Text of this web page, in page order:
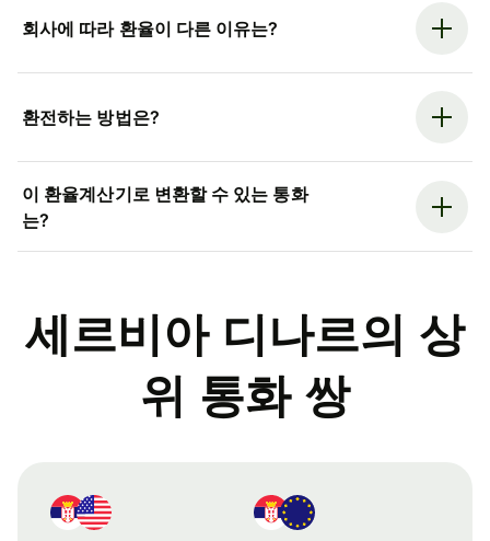
회사에 따라 환율이 다른 이유는?
환전하는 방법은?
이 환율계산기로 변환할 수 있는 통화
는?
세르비아 디나르의 상
위 통화 쌍